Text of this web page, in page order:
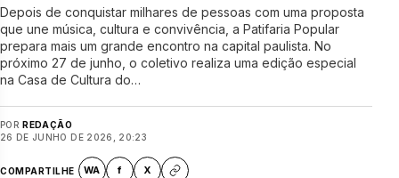
Depois de conquistar milhares de pessoas com uma proposta
que une música, cultura e convivência, a Patifaria Popular
prepara mais um grande encontro na capital paulista. No
próximo 27 de junho, o coletivo realiza uma edição especial
na Casa de Cultura do…
POR REDAÇÃO
26 DE JUNHO DE 2026, 20:23
COMPARTILHE WA f X